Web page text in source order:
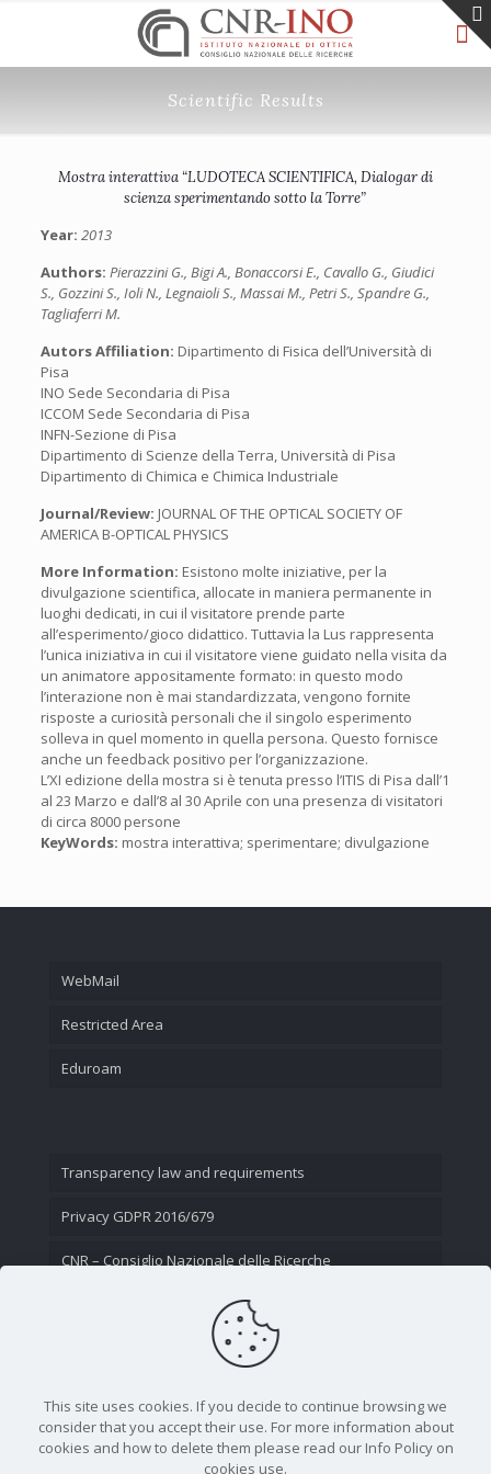
Scientific Results
Mostra interattiva “LUDOTECA SCIENTIFICA, Dialogar di
scienza sperimentando sotto la Torre”
Year: 2013
Authors: Pierazzini G., Bigi A., Bonaccorsi E., Cavallo G., Giudici
S., Gozzini S., Ioli N., Legnaioli S., Massai M., Petri S., Spandre G.,
Tagliaferri M.
Autors Affiliation: Dipartimento di Fisica dell’Università di
Pisa
INO Sede Secondaria di Pisa
ICCOM Sede Secondaria di Pisa
INFN-Sezione di Pisa
Dipartimento di Scienze della Terra, Università di Pisa
Dipartimento di Chimica e Chimica Industriale
Journal/Review: JOURNAL OF THE OPTICAL SOCIETY OF
AMERICA B-OPTICAL PHYSICS
More Information: Esistono molte iniziative, per la
divulgazione scientifica, allocate in maniera permanente in
luoghi dedicati, in cui il visitatore prende parte
all’esperimento/gioco didattico. Tuttavia la Lus rappresenta
l’unica iniziativa in cui il visitatore viene guidato nella visita da
un animatore appositamente formato: in questo modo
l’interazione non è mai standardizzata, vengono fornite
risposte a curiosità personali che il singolo esperimento
solleva in quel momento in quella persona. Questo fornisce
anche un feedback positivo per l’organizzazione.
L’XI edizione della mostra si è tenuta presso l’ITIS di Pisa dall’1
al 23 Marzo e dall’8 al 30 Aprile con una presenza di visitatori
di circa 8000 persone
KeyWords: mostra interattiva; sperimentare; divulgazione
WebMail
Restricted Area
Eduroam
Transparency law and requirements
Privacy GDPR 2016/679
CNR – Consiglio Nazionale delle Ricerche
This site uses cookies. If you decide to continue browsing we
consider that you accept their use. For more information about
cookies and how to delete them please read our Info Policy on
cookies use.